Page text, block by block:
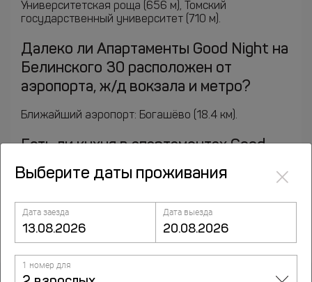
Университетская роща (656 м), Томский
государственный университет (710 м).
Далеко ли Апартаменты Good Night на
Белинского 30 расположен от
аэропорта, ж/д вокзала и метро?
Ближайший аэропорт: Богашёво (18.4 км).
Есть ли кухня в апартаментах Good
Night на Белинского 30?
Микроволновая печь;
Выберите даты проживания ×
Дата заезда Дата выезда
1 номер для